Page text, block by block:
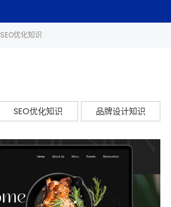
SEO优化知识
SEO优化知识 品牌设计知识